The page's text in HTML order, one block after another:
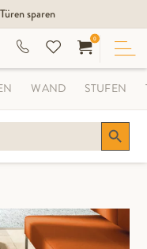
sparen
Search Button
0
WAND STUFEN